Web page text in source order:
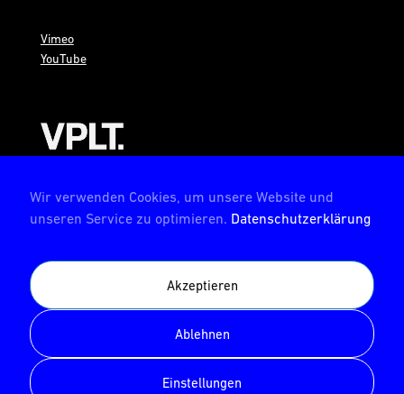
Wir verwenden Cookies, um unsere Website und
unseren Service zu optimieren. Datenschutzerklärung
Akzeptieren
Ablehnen
Einstellungen
Vimeo
YouTube
AMBION ist zertifiziert von der Deutschen Prüfstelle für
Veranstaltungstechnik
© AMBION GmbH 2026